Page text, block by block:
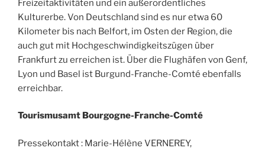
Freizeitaktivitäten und ein außerordentliches
Kulturerbe. Von Deutschland sind es nur etwa 60
Kilometer bis nach Belfort, im Osten der Region, die
auch gut mit Hochgeschwindigkeitszügen über
Frankfurt zu erreichen ist. Über die Flughäfen von Genf,
Lyon und Basel ist Burgund-Franche-Comté ebenfalls
erreichbar.
Tourismusamt Bourgogne-Franche-Comté
Pressekontakt : Marie-Hélène VERNEREY,